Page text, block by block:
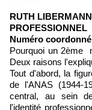
RUTH
PROFESSIONNEL
Numéro
Pourquoi un 2ème
Deux raisons
Tout d'abord, la
de l'ANAS (1944-
central, au sein
l'identité